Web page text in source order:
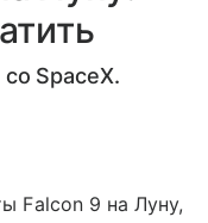
SpaceX.
Falcon 9 на Луну,